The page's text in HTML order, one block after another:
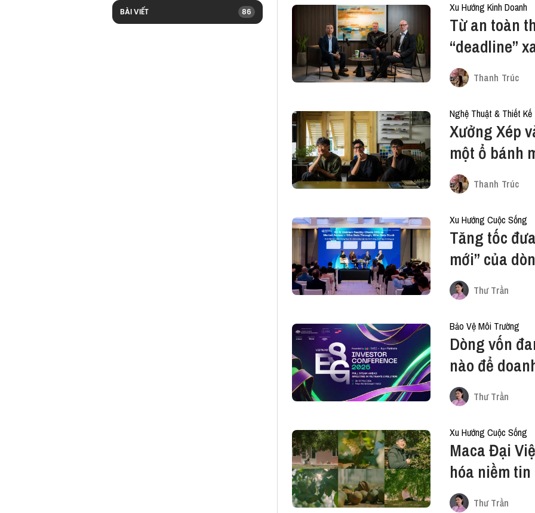
BÀI VIẾT 86 Xu Hướng Kinh Doanh
Từ an toàn
“deadline”
giúp doanh
chuẩn bị
Thanh Trúc
Nghệ Thuật & Thiết Kế
Xưởng Xép
một ổ bánh
Thanh Trúc
Xu Hướng Cuộc Sống
Tăng tốc
mới” của
nghị Đầu tư
Thư Trần
Bảo Vệ Môi Trường
Dòng vốn
nào để
‘gạt khỏi
Thư Trần
Xu Hướng Cuộc Sống
Maca Đại
hóa niềm
đất sỏiThư Trần